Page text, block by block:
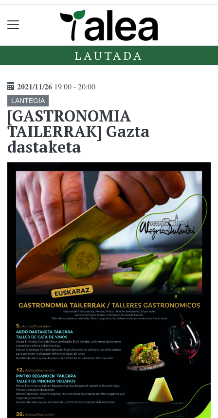
LAUTADA
2021/11/26 19:00 - 20:00
LANTEGIA
[GASTRONOMIA
TAILERRAK] Gazta
dastaketa